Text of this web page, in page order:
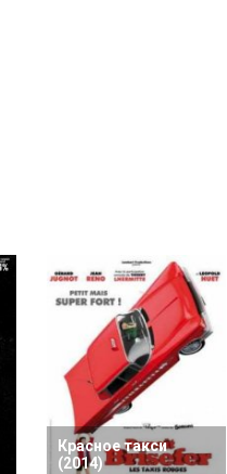
Красное такси
(2014)